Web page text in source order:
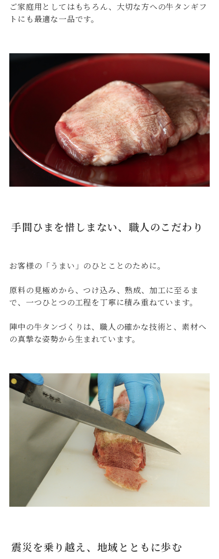
ご家庭用としてはもちろん、大切な方への牛タンギフ
トにも最適な一品です。
手間ひまを惜しまない、職人のこだわり
お客様の「うまい」のひとことのために。
原料の見極めから、つけ込み、熟成、加工に至るま
で、一つひとつの工程を丁寧に積み重ねています。
陣中の牛タンづくりは、職人の確かな技術と、素材へ
の真摯な姿勢から生まれています。
震災を乗り越え、地域とともに歩む